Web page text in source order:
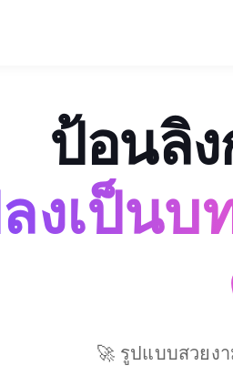
ป้อนลิ
งเป็นบ
🚀 รูปแบบสวยง